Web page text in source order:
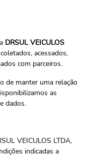
DRSUL VEICULOS
acessados,
com parceiros.
de manter uma relação
as
dados.
VEICULOS LTDA,
indicadas a